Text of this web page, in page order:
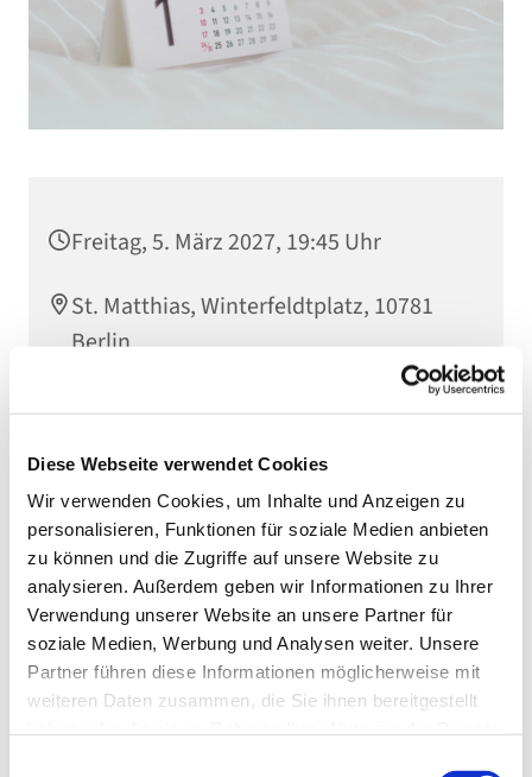
Diese Webseite verwendet Cookies
Wir verwenden Cookies, um Inhalte und Anzeigen zu
personalisieren, Funktionen für soziale Medien anbieten
zu können und die Zugriffe auf unsere Website zu
analysieren. Außerdem geben wir Informationen zu Ihrer
Verwendung unserer Website an unsere Partner für
soziale Medien, Werbung und Analysen weiter. Unsere
Partner führen diese Informationen möglicherweise mit
weiteren Daten zusammen, die Sie ihnen bereitgestellt
Freitag, 5. März 2027, 19:45 Uhr
St. Matthias, Winterfeldtplatz, 10781
Berlin